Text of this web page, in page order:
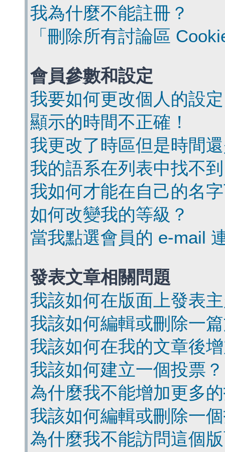
我為什麼不能註冊？
「刪除所有討論區
會員參數和設定
我要如何更改個人的設
顯示的時間不正確！
我更改了時區但是時間
我的語系在列表中找不
我如何才能在自己的名
如何改變我的等級？
當我點選會員的 e-mail
發表文章相關問題
我該如何在版面上發表
我該如何編輯或刪除一
我該如何在我的文章後
我該如何建立一個投票？
為什麼我不能增加更多
我該如何編輯或刪除一
為什麼我不能訪問這個